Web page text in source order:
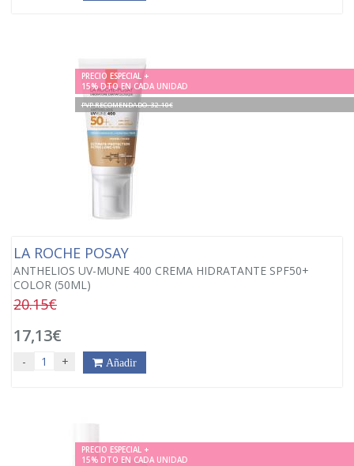
PRECIO ESPECIAL +
15% DTO EN CADA UNIDAD
PVP RECOMENDADO. 32.10€
LA ROCHE POSAY
ANTHELIOS UV-MUNE 400 CREMA HIDRATANTE SPF50+
COLOR (50ML)
20.15€
17,13€
- + Añadir
PRECIO ESPECIAL +
15% DTO EN CADA UNIDAD